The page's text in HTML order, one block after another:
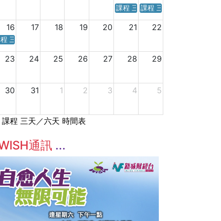
課程 三天／六天 時間表
課程 三天／六天 時間表
16 17 18 19 20 21 22
三天／六天 時間表
23 24 25 26 27 28 29
30 31 1 2 3 4 5
課程 三天／六天 時間表
通訊